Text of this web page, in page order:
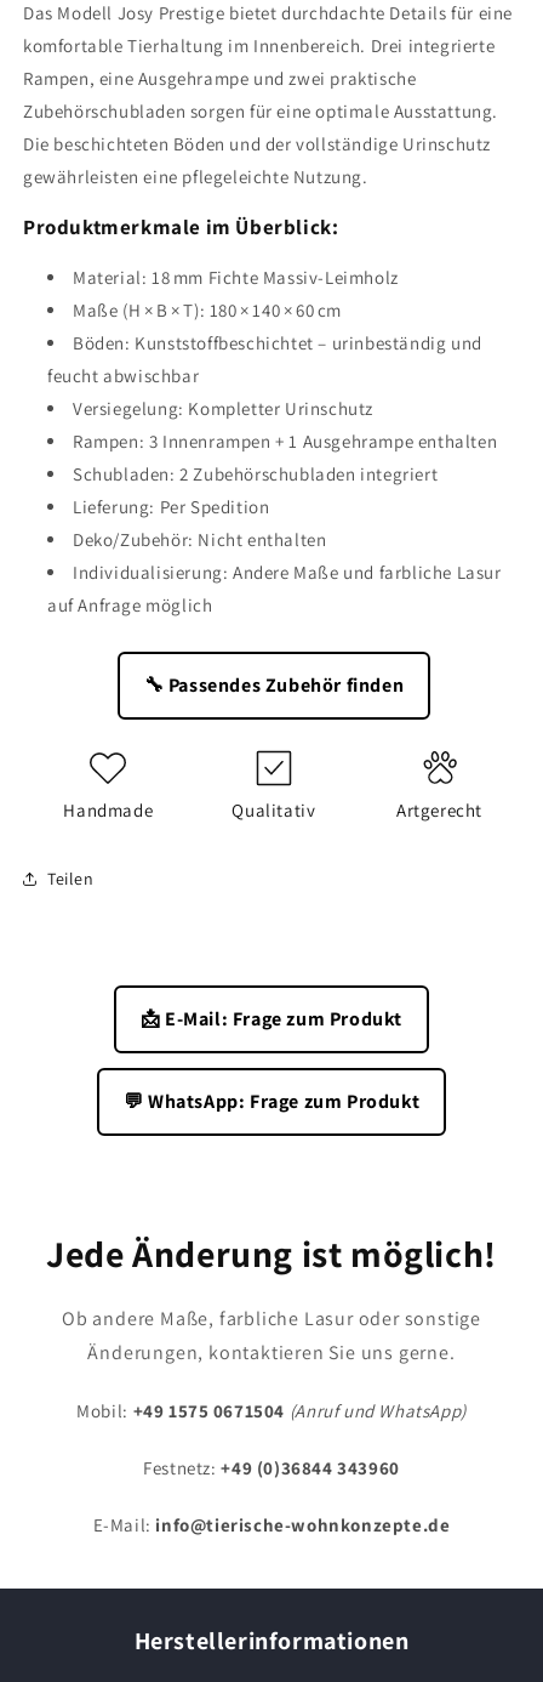
Das Modell Josy Prestige bietet durchdachte Details für eine
komfortable Tierhaltung im Innenbereich. Drei integrierte
Rampen, eine Ausgehrampe und zwei praktische
Zubehörschubladen sorgen für eine optimale Ausstattung.
Die beschichteten Böden und der vollständige Urinschutz
gewährleisten eine pflegeleichte Nutzung.
Produktmerkmale im Überblick:
Material: 18 mm Fichte Massiv-Leimholz
Maße (H × B × T): 180 × 140 × 60 cm
Böden: Kunststoffbeschichtet – urinbeständig und
feucht abwischbar
Versiegelung: Kompletter Urinschutz
Rampen: 3 Innenrampen + 1 Ausgehrampe enthalten
Schubladen: 2 Zubehörschubladen integriert
Lieferung: Per Spedition
Deko/Zubehör: Nicht enthalten
Individualisierung: Andere Maße und farbliche Lasur
auf Anfrage möglich
🔧 Passendes Zubehör finden
Handmade Qualitativ Artgerecht
Teilen
📩 E-Mail: Frage zum Produkt
💬 WhatsApp: Frage zum Produkt
Jede Änderung ist möglich!
Ob andere Maße, farbliche Lasur oder sonstige
Änderungen, kontaktieren Sie uns gerne.
Mobil: +49 1575 0671504 (Anruf und WhatsApp)
Festnetz: +49 (0)36844 343960
E-Mail: info@tierische-wohnkonzepte.de
Herstellerinformationen